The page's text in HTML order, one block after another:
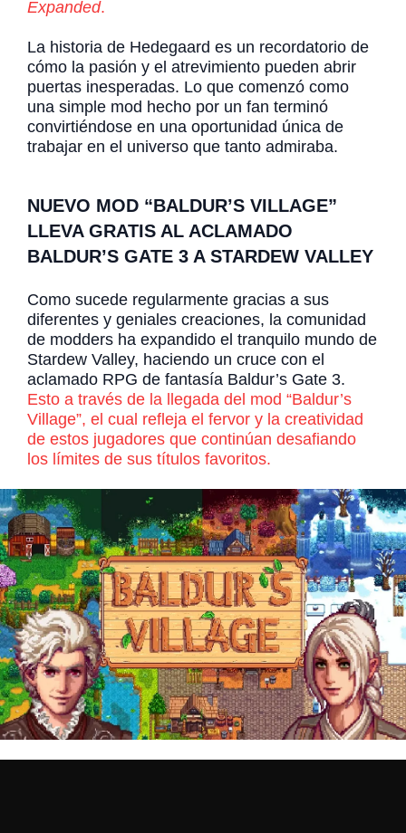
Expanded.
La historia de Hedegaard es un recordatorio de
cómo la pasión y el atrevimiento pueden abrir
puertas inesperadas. Lo que comenzó como
una simple mod hecho por un fan terminó
convirtiéndose en una oportunidad única de
trabajar en el universo que tanto admiraba.
NUEVO MOD “BALDUR’S VILLAGE”
LLEVA GRATIS AL ACLAMADO
BALDUR’S GATE 3 A STARDEW VALLEY
Como sucede regularmente gracias a sus
diferentes y geniales creaciones, la comunidad
de modders ha expandido el tranquilo mundo de
Stardew Valley, haciendo un cruce con el
aclamado RPG de fantasía Baldur’s Gate 3.
Esto a través de la llegada del mod “Baldur’s
Village”, el cual refleja el fervor y la creatividad
de estos jugadores que continúan desafiando
los límites de sus títulos favoritos.